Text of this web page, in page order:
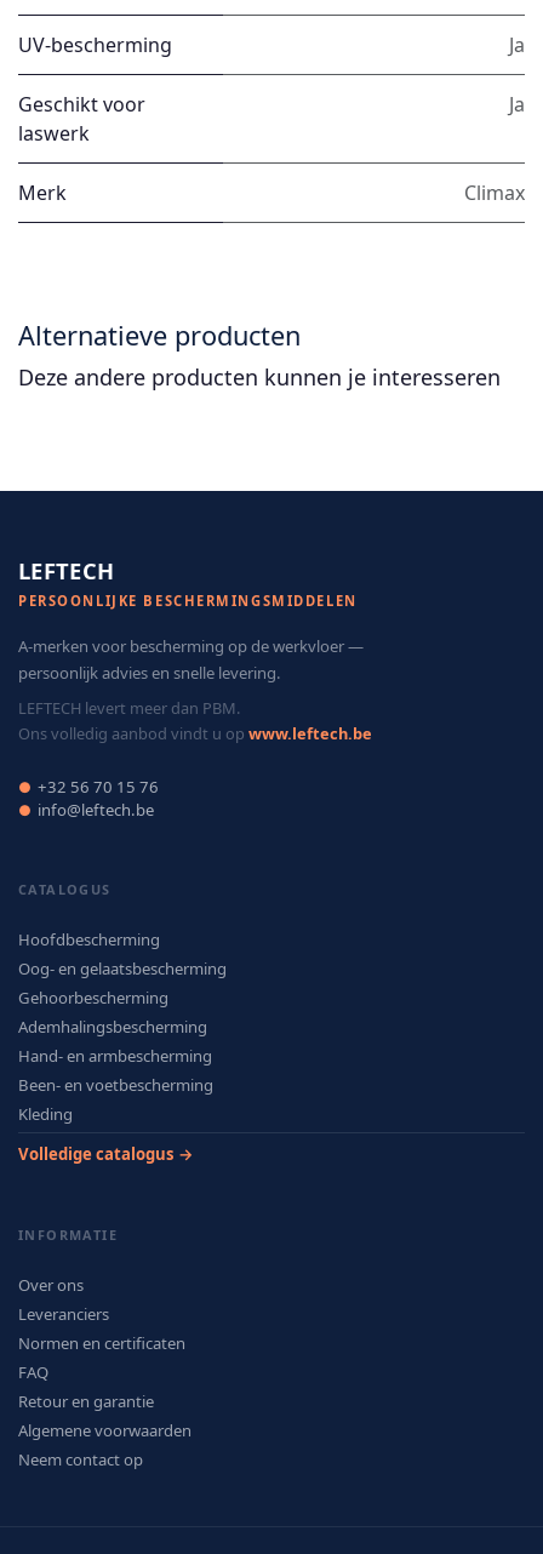
UV-bescherming Ja
Geschikt voor
laswerk
Ja
Merk Climax
Alternatieve producten
Deze andere producten kunnen je interesseren
LEFTECH
PERSOONLIJKE BESCHERMINGSMIDDELEN
A-merken voor bescherming op de werkvloer —
persoonlijk advies en snelle levering.
LEFTECH levert meer dan PBM.
Ons volledig aanbod vindt u op www.leftech.be
● +32 56 70 15 76
● info@leftech.be
CATALOGUS
Hoofdbescherming
Oog- en gelaatsbescherming
Gehoorbescherming
Ademhalingsbescherming
Hand- en armbescherming
Been- en voetbescherming
Kleding
Volledige catalogus →
INFORMATIE
Over ons
Leveranciers
Normen en certificaten
FAQ
Retour en garantie
Algemene voorwaarden
Neem contact op